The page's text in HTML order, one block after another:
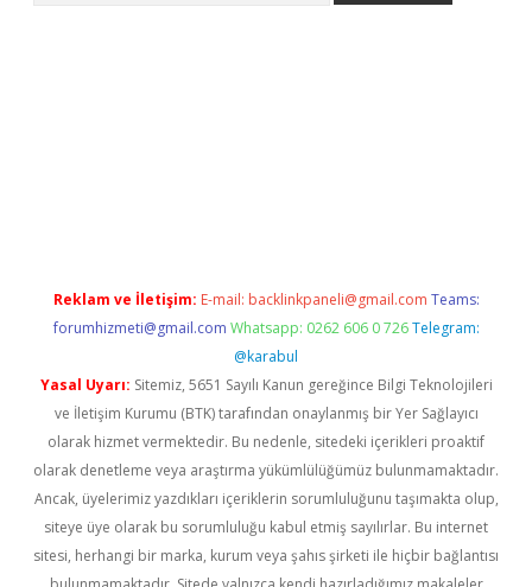
Reklam ve İletişim: E-mail: backlinkpaneli@gmail.com Teams:
forumhizmeti@gmail.com Whatsapp: 0262 606 0 726 Telegram:
@karabul
Yasal Uyarı: Sitemiz, 5651 Sayılı Kanun gereğince Bilgi Teknolojileri
ve İletişim Kurumu (BTK) tarafından onaylanmış bir Yer Sağlayıcı
olarak hizmet vermektedir. Bu nedenle, sitedeki içerikleri proaktif
olarak denetleme veya araştırma yükümlülüğümüz bulunmamaktadır.
Ancak, üyelerimiz yazdıkları içeriklerin sorumluluğunu taşımakta olup,
siteye üye olarak bu sorumluluğu kabul etmiş sayılırlar. Bu internet
sitesi, herhangi bir marka, kurum veya şahıs şirketi ile hiçbir bağlantısı